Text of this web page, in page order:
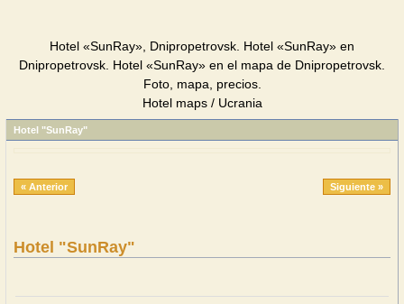
Hotel «SunRay», Dnipropetrovsk. Hotel «SunRay» en
Dnipropetrovsk. Hotel «SunRay» en el mapa de Dnipropetrovsk.
Foto, mapa, precios.
Hotel maps / Ucrania
Hotel "SunRay"
« Anterior Siguiente »
Hotel "SunRay"